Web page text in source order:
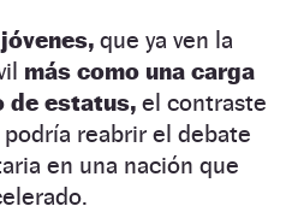
jóvenes, que ya ven la
más como una carga
de estatus, el contraste
reabrir el debate
en una nación que